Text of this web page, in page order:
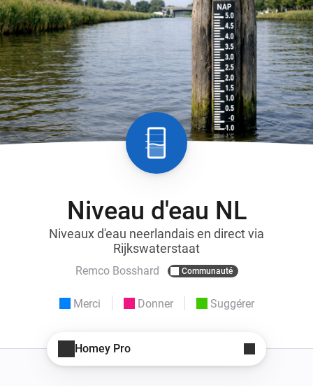
Niveau d'eau NL
Niveaux d'eau neerlandais en direct via
Rijkswaterstaat
Remco Bosshard Communauté
Merci Donner Suggérer
Homey Pro